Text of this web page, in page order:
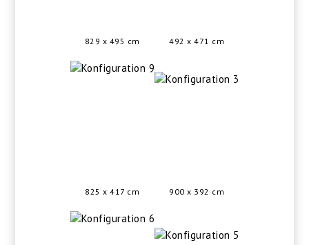
829 x 495 cm 492 x 471 cm
825 x 417 cm 900 x 392 cm